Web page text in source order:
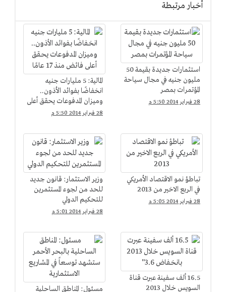
أخبار مرتبطة
استثمارات جديدة بقيمة 50
مليون جنيه في مجال سياحة
المؤتمرات بمصر
28 فبراير 2014 5:50 م
المالية: 5 مليارات جنيه
انخفاضًا بفوائد الأذون..
وميزان المدفوعات يحقق أعلى
فائض منذ 17 عامًا
28 فبراير 2014 5:50 م
تباطؤ نمو الاقتصاد الأمريكي
في الربع الاخير من 2013
28 فبراير 2014 5:05 م
وزير الاستثمار: قانون جديد
للحد من لجوء المستثمرين
للتحكيم الدولي
28 فبراير 2014 5:01 م
16.5 ألف سفينة عبرت قناة
السويس خلال 2013
مسئول: المناطق الساحلية